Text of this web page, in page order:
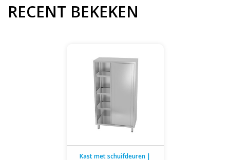
RECENT BEKEKEN
Kast met schuifdeuren |